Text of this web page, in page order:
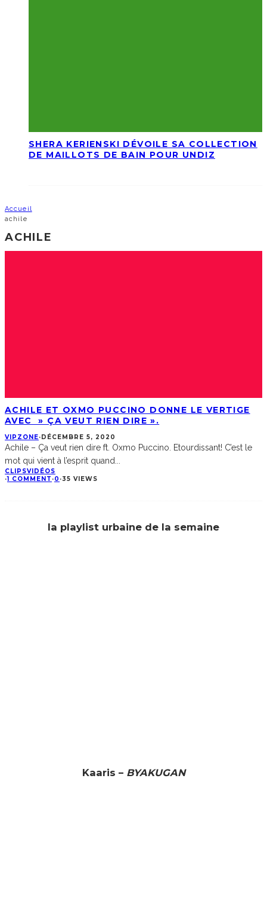
SHERA KERIENSKI DÉVOILE SA COLLECTION
DE MAILLOTS DE BAIN POUR UNDIZ
Accueil
achile
ACHILE
ACHILE ET OXMO PUCCINO DONNE LE VERTIGE
AVEC » ÇA VEUT RIEN DIRE ».
VIPZONE· DÉCEMBRE 5, 2020
Achile – Ça veut rien dire ft. Oxmo Puccino. Etourdissant! C’est le
mot qui vient à l’esprit quand
CLIPSVIDÉOS
·1 COMMENT ·0 ·35 VIEWS
la playlist urbaine de la semaine
Kaaris – BYAKUGAN